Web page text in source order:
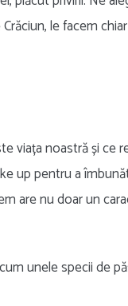
le facem
viața noastră și ce
up pentru a
are nu doar un
unele specii de